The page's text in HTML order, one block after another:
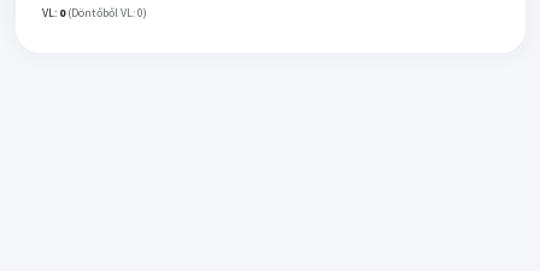
VL: 0 (Döntőből VL: 0)